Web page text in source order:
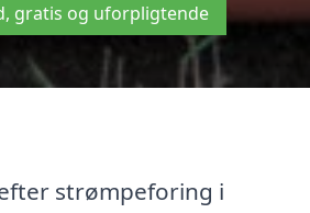
gratis og uforpligtende
strømpeforing i